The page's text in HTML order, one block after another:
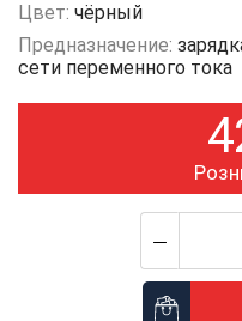
Цвет: чёрный
Предназначение:
сети переменного тока